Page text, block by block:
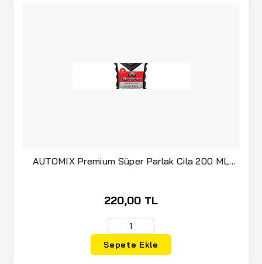
AUTOMIX Premium Süper Parlak Cila 200 ML
220,00 TL
Sepete Ekle